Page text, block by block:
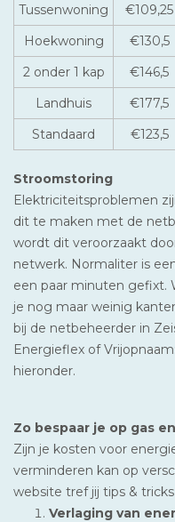
Tussenwoning
€109,25
Hoekwoning
€130,5
2 onder 1 kap
€146,5
Landhuis
€177,5
Standaard
€123,5
Stroomstoring
Elektriciteitsproblemen
dit te maken met de
wordt dit veroorzaakt
netwerk. Normaliter is
een paar minuten gefixt.
je nog maar weinig
bij de netbeheerder in
Energieflex of
hieronder.
Zo bespaar je op gas
Zijn je kosten voor
verminderen kan op
website tref jij tips &
Verlaging van